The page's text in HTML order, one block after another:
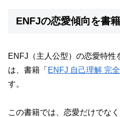
ENFJの恋愛傾向を書
ENFJ（主人公型）の恋愛特性
は、書籍「 ENFJ 自己理解 完
す。
この書籍では、恋愛だけでな